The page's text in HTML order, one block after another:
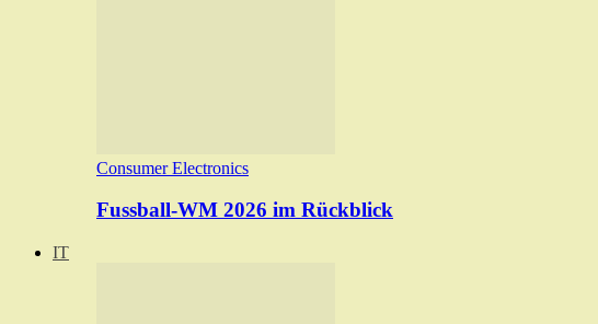
Consumer Electronics
Fussball-WM 2026 im Rückblick
IT